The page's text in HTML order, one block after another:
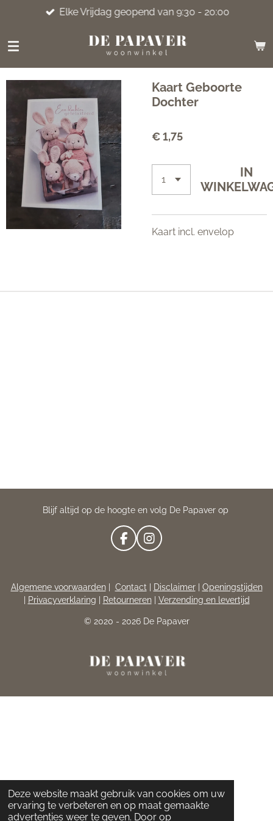
Deze website maakt gebruik van cookies om uw
ervaring te verbeteren en op maat gemaakte
advertenties weer te geven. Door op
naar
hoofdinhoud
Elke Vrijdag geopend van 9:30 - 20:00
Kaart Geboorte
Dochter
€ 1,75
IN
Kaart incl. envelop
Blijf altijd op de hoogte en volg De Papaver op
F
A
B
O
K
I
N
A
G
A
Algemene voorwaarden| Contact| Disclaimer| Openingstijden
Privacyverklaring Retourneren| Verzending en levertijd
© 2020 - 2026 De Papaver